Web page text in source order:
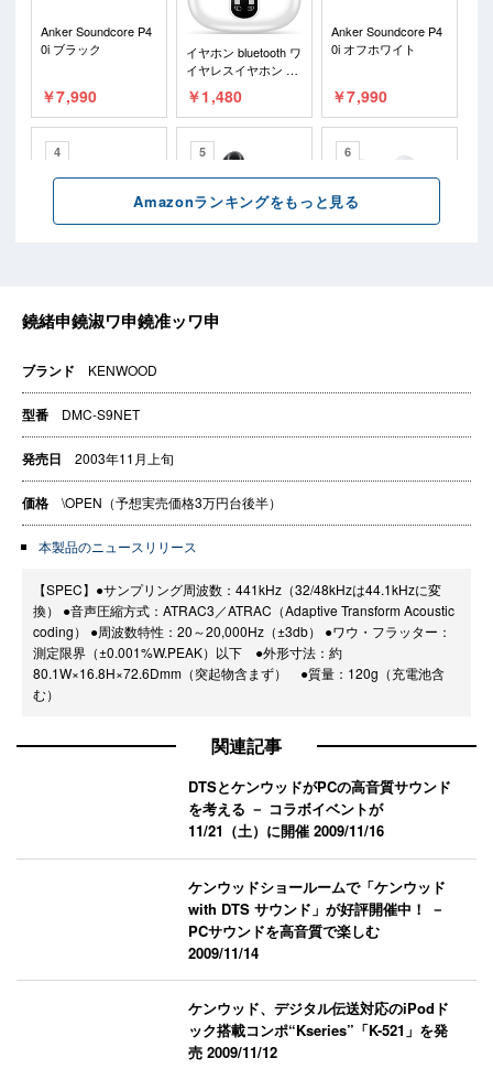
ブランド KENWOOD
型番 DMC-S9NET
発売日 2003年11月上旬
価格 \OPEN（予想実売価格3万円台後半）
本製品のニュースリリース
【SPEC】●サンプリング周波数：441kHz（32/48kHzは44.1kHzに変
換） ●音声圧縮方式：ATRAC3／ATRAC（Adaptive Transform Acoustic
coding） ●周波数特性：20～20,000Hz（±3db） ●ワウ・フラッター：
測定限界（±0.001%W.PEAK）以下 ●外形寸法：約
80.1W×16.8H×72.6Dmm（突起物含まず） ●質量：120g（充電池含
む）
関連記事
DTSとケンウッドがPCの高音質サウンド
を考える － コラボイベントが
11/21（土）に開催2009/11/16
ケンウッドショールームで「ケンウッド
with DTS サウンド」が好評開催中！ －
PCサウンドを高音質で楽しむ
2009/11/14
ケンウッド、デジタル伝送対応のiPodド
ック搭載コンポ“Kseries”「K-521」を発
売2009/11/12